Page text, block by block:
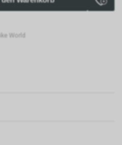
World